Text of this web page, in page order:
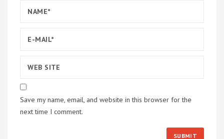
Save my name, email, and website in this browser for the
next time I comment.